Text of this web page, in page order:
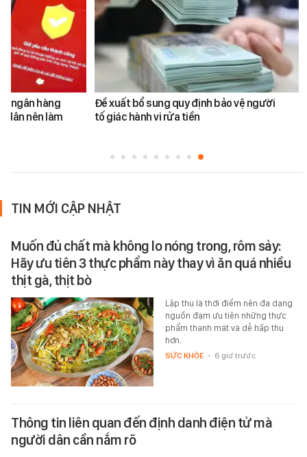
ngân hàng
dân nên làm
Đề xuất bổ sung quy định bảo vệ người
tố giác hành vi rửa tiền
TIN MỚI CẬP NHẬT
Muốn đủ chất mà không lo nóng trong, rôm sảy:
Hãy ưu tiên 3 thực phẩm này thay vì ăn quá nhiều
thịt gà, thịt bò
Lập thu là thời điểm nên đa dạng
nguồn đạm ưu tiên những thực
phẩm thanh mát và dễ hấp thu
hơn.
SỨC KHỎE - 6 giờ trước
Thông tin liên quan đến định danh điện tử mà
người dân cần nắm rõ